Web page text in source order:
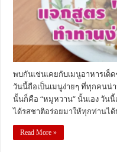
พบกันเช่นเคยกับเมนูอาหารเด็
วันนี้ถือเป็นเมนูง่ายๆ ที่ทุกคนน่
นั้นก็คือ “หมูหวาน” นั้นเอง วันนี้
ได้รสชาติอร่อยมาให้ทุกท่านไ
Read More »